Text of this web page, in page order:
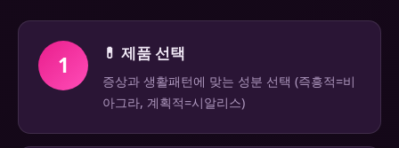
1 💊 제품 선택
증상과 생활패턴에 맞는 성분 선택 (즉흥적=비
아그라, 계획적=시알리스)